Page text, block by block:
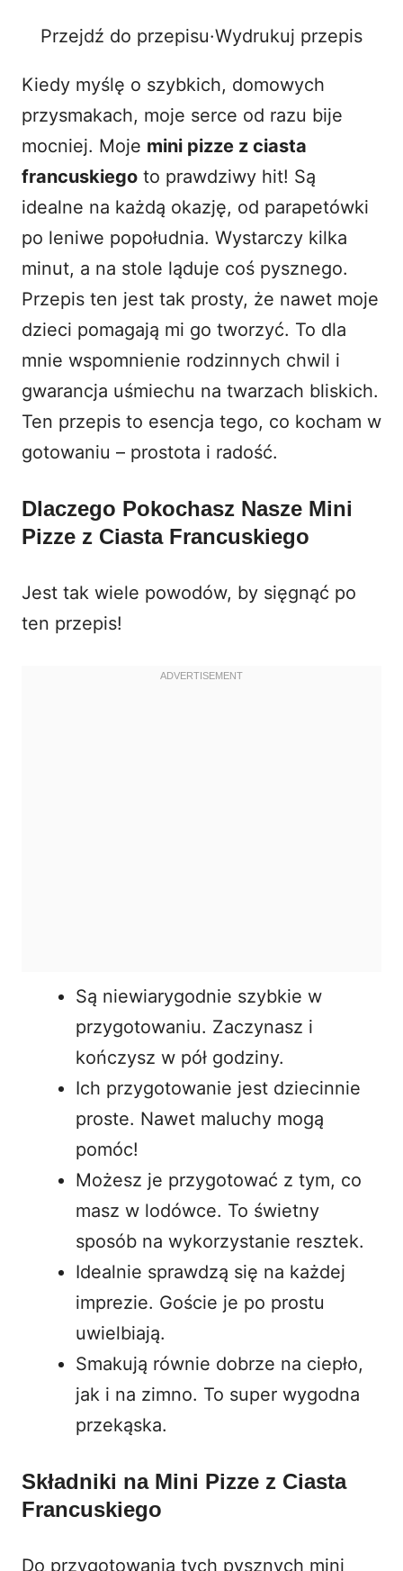
o
Przejdź do przepisu·Wydrukuj przepis
Kiedy myślę o szybkich, domowych
przysmakach, moje serce od razu bije
mocniej. Moje mini pizze z ciasta
francuskiego to prawdziwy hit! Są
idealne na każdą okazję, od parapetówki
po leniwe popołudnia. Wystarczy kilka
minut, a na stole ląduje coś pysznego.
Przepis ten jest tak prosty, że nawet moje
dzieci pomagają mi go tworzyć. To dla
mnie wspomnienie rodzinnych chwil i
gwarancja uśmiechu na twarzach bliskich.
Ten przepis to esencja tego, co kocham w
gotowaniu – prostota i radość.
Dlaczego Pokochasz Nasze Mini
Pizze z Ciasta Francuskiego
Jest tak wiele powodów, by sięgnąć po
ten przepis!
Są niewiarygodnie szybkie w
przygotowaniu. Zaczynasz i
kończysz w pół godziny.
Ich przygotowanie jest dziecinnie
proste. Nawet maluchy mogą
pomóc!
Możesz je przygotować z tym, co
masz w lodówce. To świetny
sposób na wykorzystanie resztek.
Idealnie sprawdzą się na każdej
imprezie. Goście je po prostu
uwielbiają.
Smakują równie dobrze na ciepło,
jak i na zimno. To super wygodna
przekąska.
Składniki na Mini Pizze z Ciasta
Francuskiego
Do przygotowania tych pysznych mini